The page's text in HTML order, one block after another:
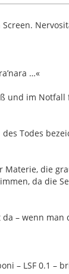
…«
und im Notfall
Todes
die
da die
– wenn man
– LSF 0.1 –